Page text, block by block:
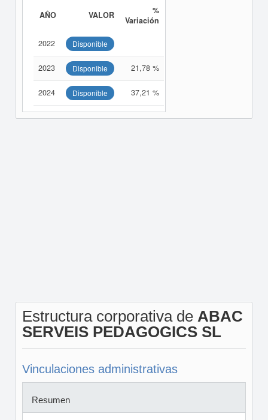
AÑO VALOR
%
Variación
2022 Disponible
2023 Disponible 21,78 %
2024 Disponible 37,21 %
Estructura corporativa de ABAC
SERVEIS PEDAGOGICS SL
Vinculaciones administrativas
Resumen